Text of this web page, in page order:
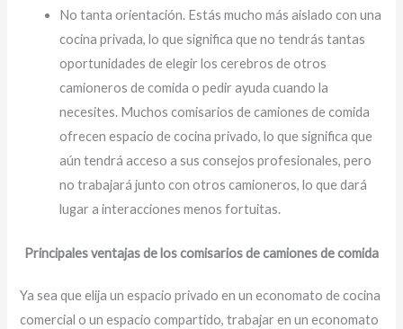
No tanta orientación. Estás mucho más aislado con una
cocina privada, lo que significa que no tendrás tantas
oportunidades de elegir los cerebros de otros
camioneros de comida o pedir ayuda cuando la
necesites. Muchos comisarios de camiones de comida
ofrecen espacio de cocina privado, lo que significa que
aún tendrá acceso a sus consejos profesionales, pero
no trabajará junto con otros camioneros, lo que dará
lugar a interacciones menos fortuitas.
Principales ventajas de los comisarios de camiones de comida
Ya sea que elija un espacio privado en un economato de cocina
comercial o un espacio compartido, trabajar en un economato